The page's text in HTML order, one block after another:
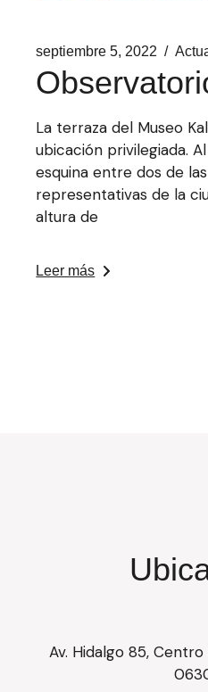
septiembre 5, 2022
La terraza del Museo
ubicación privilegiada.
esquina entre dos de
representativas de la
altura de
Leer más
Av. Hidalgo 85, Centro